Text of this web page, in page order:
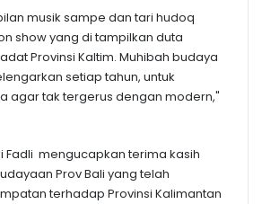
musik sampe dan tari hudoq
show yang di tampilkan duta
Provinsi Kaltim. Muhibah budaya
setiap tahun, untuk
agar tak tergerus dengan modern,"
Fadli mengucapkan terima kasih
Prov Bali yang telah
terhadap Provinsi Kalimantan